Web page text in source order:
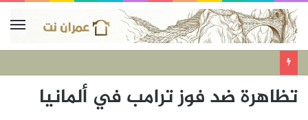
تظاهرة ضد فوز ترامب في ألمانيا